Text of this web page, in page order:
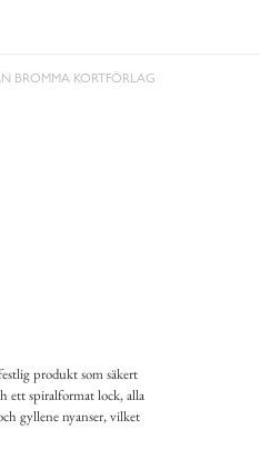
BROMMA KORTFÖRLAG
produkt som säkert
ett spiralformat lock, alla
gyllene nyanser, vilket